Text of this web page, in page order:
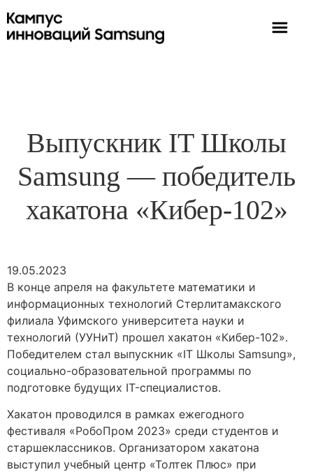
Выпускник IT Школы
Samsung — победитель
хакатона «Кибер-102»
19.05.2023
В конце апреля на факультете математики и
информационных технологий Стерлитамакского
филиала Уфимского университета науки и
технологий (УУНиТ) прошел хакатон «Кибер-102».
Победителем стал выпускник «IT Школы Samsung»,
социально-образовательной программы по
подготовке будущих IT-специалистов.
Хакатон проводился в рамках ежегодного
фестиваля «РобоПром 2023» среди студентов и
старшеклассников. Организатором хакатона
выступил учебный центр «Толтек Плюс» при